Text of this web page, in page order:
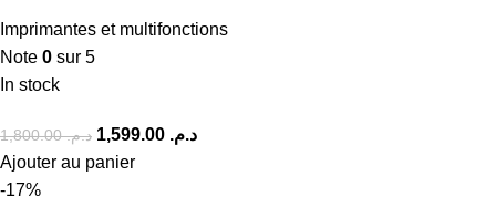
Imprimantes et multifonctions
Note 0 sur 5
In stock
د.م.1,800.00 د.م.
Ajouter au panier
-17%